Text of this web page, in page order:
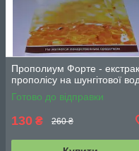
Прополиум Форте -
прополісу на шунгітової
Готово до відправки
130 ₴ 260 ₴